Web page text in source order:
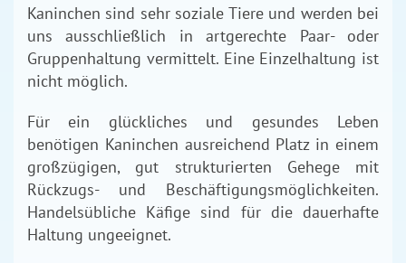
Kaninchen sind sehr soziale Tiere und werden bei
uns ausschließlich in artgerechte Paar- oder
Gruppenhaltung vermittelt. Eine Einzelhaltung ist
nicht möglich.
Für ein glückliches und gesundes Leben
benötigen Kaninchen ausreichend Platz in einem
großzügigen, gut strukturierten Gehege mit
Rückzugs- und Beschäftigungsmöglichkeiten.
Handelsübliche Käfige sind für die dauerhafte
Haltung ungeeignet.